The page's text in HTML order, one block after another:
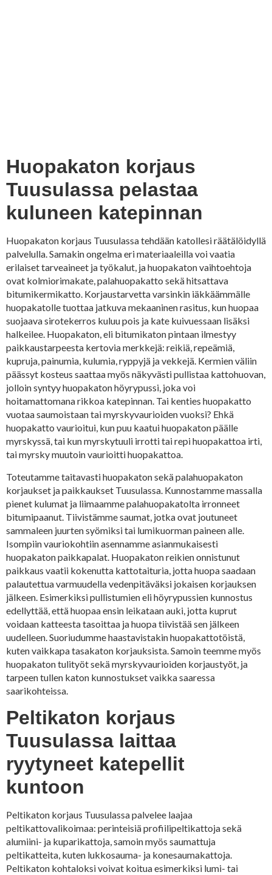
Huopakaton korjaus
Tuusulassa pelastaa
kuluneen katepinnan
Huopakaton korjaus Tuusulassa tehdään katollesi räätälöidyllä
palvelulla. Samakin ongelma eri materiaaleilla voi vaatia
erilaiset tarveaineet ja työkalut, ja huopakaton vaihtoehtoja
ovat kolmiorimakate, palahuopakatto sekä hitsattava
bitumikermikatto. Korjaustarvetta varsinkin iäkkäämmälle
huopakatolle tuottaa jatkuva mekaaninen rasitus, kun huopaa
suojaava sirotekerros kuluu pois ja kate kuivuessaan lisäksi
halkeilee. Huopakaton, eli bitumikaton pintaan ilmestyy
paikkaustarpeesta kertovia merkkejä: reikiä, repeämiä,
kupruja, painumia, kulumia, ryppyjä ja vekkejä. Kermien väliin
päässyt kosteus saattaa myös näkyvästi pullistaa kattohuovan,
jolloin syntyy huopakaton höyrypussi, joka voi
hoitamattomana rikkoa katepinnan. Tai kenties huopakatto
vuotaa saumoistaan tai myrskyvaurioiden vuoksi? Ehkä
huopakatto vaurioitui, kun puu kaatui huopakaton päälle
myrskyssä, tai kun myrskytuuli irrotti tai repi huopakattoa irti,
tai myrsky muutoin vaurioitti huopakattoa.
Toteutamme taitavasti huopakaton sekä palahuopakaton
korjaukset ja paikkaukset Tuusulassa. Kunnostamme massalla
pienet kulumat ja liimaamme palahuopakatolta irronneet
bitumipaanut. Tiivistämme saumat, jotka ovat joutuneet
sammaleen juurten syömiksi tai lumikuorman paineen alle.
Isompiin vauriokohtiin asennamme asianmukaisesti
huopakaton paikkapalat. Huopakaton reikien onnistunut
paikkaus vaatii kokenutta kattotaituria, jotta huopa saadaan
palautettua varmuudella vedenpitäväksi jokaisen korjauksen
jälkeen. Esimerkiksi pullistumien eli höyrypussien kunnostus
edellyttää, että huopaa ensin leikataan auki, jotta kuprut
voidaan katteesta tasoittaa ja huopa tiivistää sen jälkeen
uudelleen. Suoriudumme haastavistakin huopakattotöistä,
kuten vaikkapa tasakaton korjauksista. Samoin teemme myös
huopakaton tulityöt sekä myrskyvaurioiden korjaustyöt, ja
tarpeen tullen katon kunnostukset vaikka saaressa
saarikohteissa.
Peltikaton korjaus
Tuusulassa laittaa
ryytyneet katepellit
kuntoon
Peltikaton korjaus Tuusulassa palvelee laajaa
peltikattovalikoimaa: perinteisiä profiilipeltikattoja sekä
alumiini- ja kuparikattoja, samoin myös saumattuja
peltikatteita, kuten lukkosauma- ja konesaumakattoja.
Peltikaton kohtaloksi voivat koitua esimerkiksi lumi- tai